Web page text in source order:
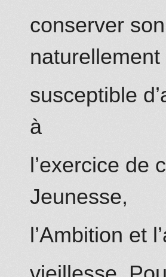
conserver
naturellement
susceptible
à
l’exercice
Jeunesse,
l’Ambition et